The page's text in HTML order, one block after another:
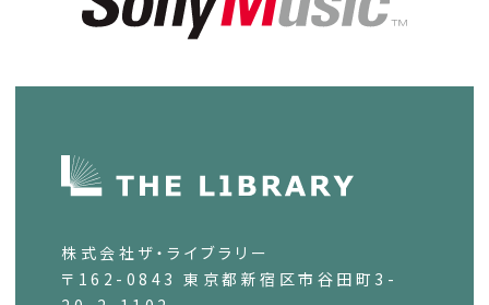
株式会社ザ・ライブラリー
〒162-0843 東京都新宿区市谷田町3-